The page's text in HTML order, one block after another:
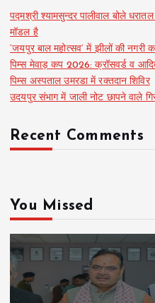
पद्मश्री श्यामसुन्दर पालीवाल बोले धरातल
मॉडल है
‘जयपुर बाल महोत्सव’ में झीलों की नगरी
पिम्स मेवाड़ कप 2026: क्रॉसवर्ड व
पिम्स अस्पताल उमरडा में रक्तदान शिविर
उदयपुर संभाग में जाली नोट छापने वाले
Recent Comments
You Missed